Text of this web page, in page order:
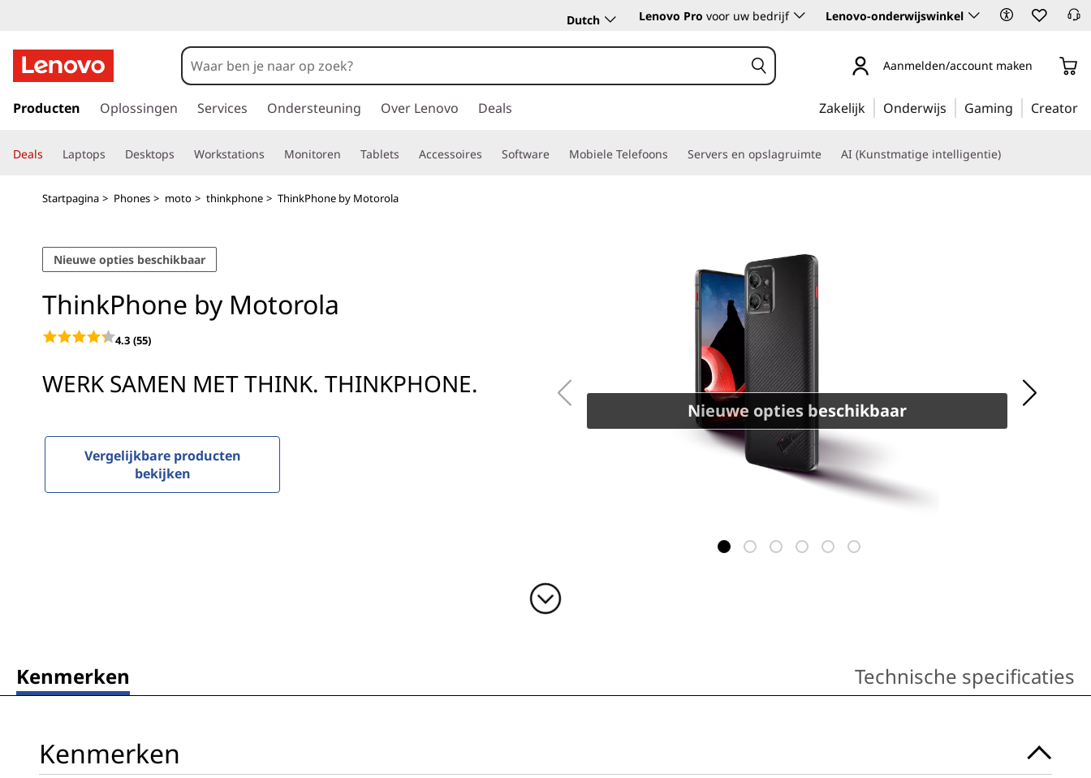
h
n
k
Dutch Lenovo Pro voor uw bedrijf Lenovo-onderwijswinkel
a
a
Aanmelden/account maken
Producten Oplossingen Services Ondersteuning Over Lenovo Deals Zakelijk Onderwijs Gaming Creator
Deals Laptops Desktops Workstations Monitoren Tablets Accessoires Software Mobiele Telefoons Servers en opslagruimte AI (Kunstmatige intelligentie)
Startpagina > Phones > moto > thinkphone > ThinkPhone by Motorola
Nieuwe opties beschikbaar
ThinkPhone by Motorola
4.3 (55)
WERK SAMEN MET THINK. THINKPHONE.
Vergelijkbare producten
bekijken
Nieuwe opties beschikbaar
Kenmerken Technische specificaties
Kenmerken